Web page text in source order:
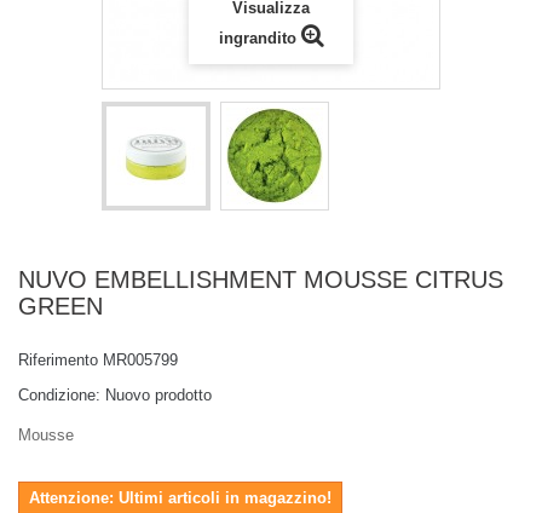
Visualizza
ingrandito
NUVO EMBELLISHMENT MOUSSE CITRUS
GREEN
Riferimento MR005799
Condizione: Nuovo prodotto
Mousse
Attenzione: Ultimi articoli in magazzino!